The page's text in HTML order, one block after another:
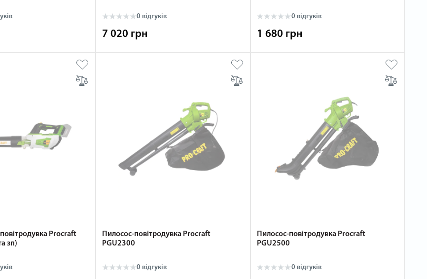
0 відгуків
7 020 грн
0 відгуків
1 680 грн
Procraft
зп)
Пилосос-повітродувка Procraft
PGU2300
0 відгуків
Пилосос-повітродувка Procraft
PGU2500
0 відгуків